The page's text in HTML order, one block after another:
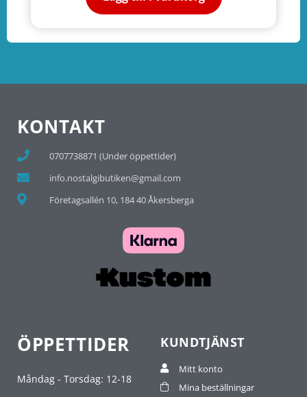
KONTAKT
0707738871 (Under öppettider)
info.nostalgibutiken@gmail.com
Företagsallén 10, 184 40 Åkersberga
ÖPPETTIDER
Måndag - Torsdag: 12-18
KUNDTJÄNST
Mitt konto
Mina beställningar